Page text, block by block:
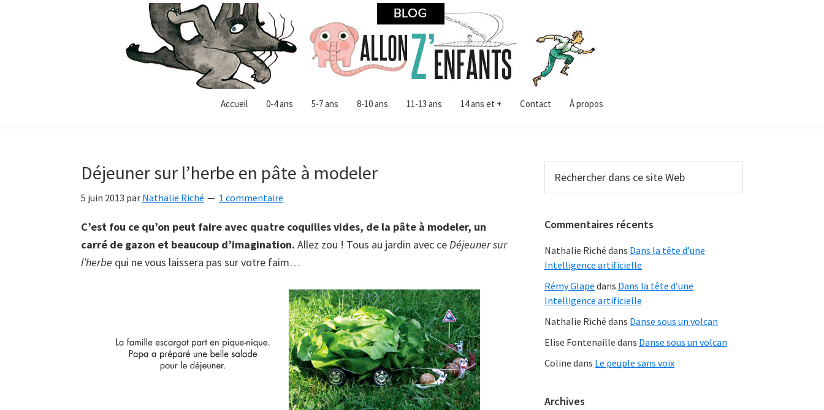
Accueil 0-4 ans 5-7 ans 8-10 ans 11-13 ans 14 ans et + Contact À propos
Déjeuner sur l’herbe en pâte à modeler
5 juin 2013 par Nathalie Riché 1 commentaire
C’est fou ce qu’on peut faire avec quatre coquilles vides, de la pâte à modeler, un
carré de gazon et beaucoup d’imagination. Allez zou ! Tous au jardin avec ceDéjeuner sur
l’herbe qui ne vous laissera pas sur votre faim…
Barre
latérale
dans
Web
Commentaires récents
Nathalie Riché dans Dans la tête d’une
Intelligence artificielle
Rémy Glape dans Dans la tête d’une
Intelligence artificielle
Nathalie Riché dans Danse sous un volcan
Elise Fontenaille dans Danse sous un volcan
Coline dans Le peuple sans voix
Archives